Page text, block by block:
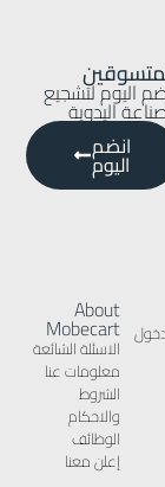
اليوم لتشجيع
اليدوية
انضم
اليوم
About
Mobecart
الاسئلة الشائعة
معلومات عنا
الشروط
والاحكام
الوظائف
إعلن معنا